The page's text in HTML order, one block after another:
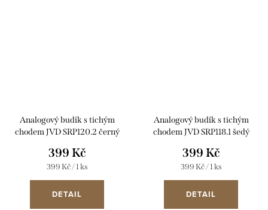
Analogový budík s tichým
chodem JVD SRP120.2 černý
399 Kč
Měrná
cena:
399 Kč / 1 ks
DETAIL
Analogový budík s tichým
chodem JVD SRP118.1 šedý
399 Kč
Měrná
cena:
399 Kč / 1 ks
DETAIL